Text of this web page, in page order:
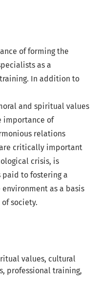
values, cultural
professional training,
of forming the
as a
In addition to
and spiritual values
importance of
relations
critically important
crisis, is
to fostering a
as a basis
society.